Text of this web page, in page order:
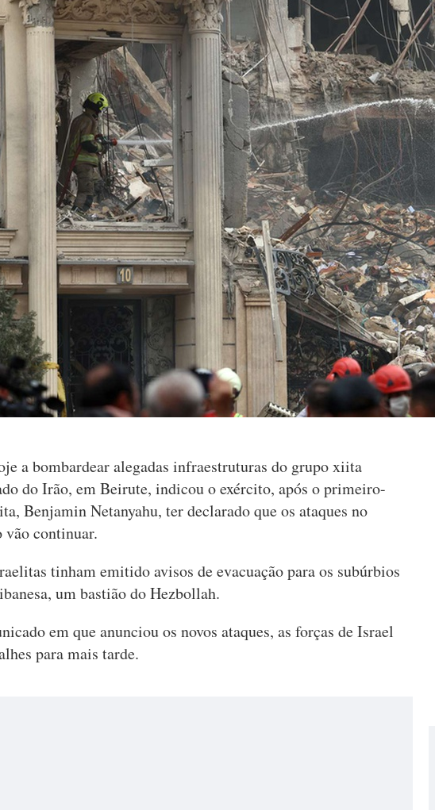
a bombardear alegadas infraestruturas do grupo xiita
do Irão, em Beirute, indicou o exército, após o primeiro-
Benjamin Netanyahu, ter declarado que os ataques no
continuar.
tinham emitido avisos de evacuação para os subúrbios
um bastião do Hezbollah.
em que anunciou os novos ataques, as forças de Israel
para mais tarde.